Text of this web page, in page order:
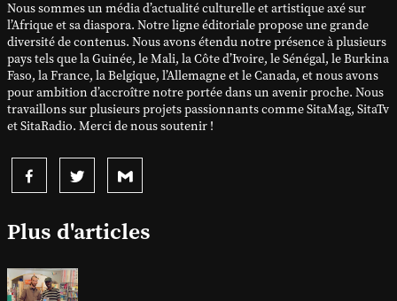
Nous sommes un média d’actualité culturelle et artistique axé sur
l’Afrique et sa diaspora. Notre ligne éditoriale propose une grande
diversité de contenus. Nous avons étendu notre présence à plusieurs
pays tels que la Guinée, le Mali, la Côte d’Ivoire, le Sénégal, le Burkina
Faso, la France, la Belgique, l’Allemagne et le Canada, et nous avons
pour ambition d’accroître notre portée dans un avenir proche. Nous
travaillons sur plusieurs projets passionnants comme SitaMag, SitaTv
et SitaRadio. Merci de nous soutenir !
Plus d'articles